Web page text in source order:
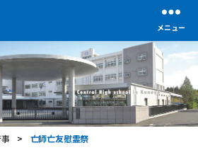
メニュー
> 亡師亡友慰霊祭